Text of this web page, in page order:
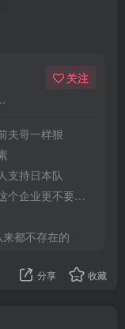
关注
夫哥一样狠
支持日本队
脸的，应该就没有了
都不存在的
分享 收藏